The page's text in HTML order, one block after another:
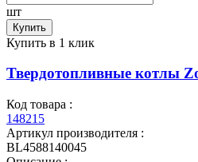
шт
Купить
Купить в 1 клик
Твердотопливные котлы
Код товара :
148215
Артикул производителя :
BL4588140045